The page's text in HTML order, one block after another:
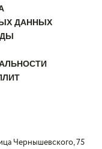
ДАННЫХ
Чернышевского, 75